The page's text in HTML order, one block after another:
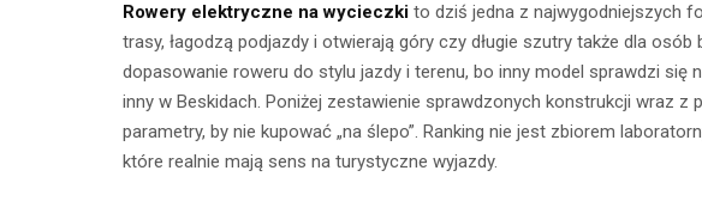
Rowery elektryczne na wycieczki to dziś jedna z najwygodniejszych
trasy, łagodzą podjazdy i otwierają góry czy długie szutry także dla
dopasowanie roweru do stylu jazdy i terenu, bo inny model sprawdzi się
inny w Beskidach. Poniżej zestawienie sprawdzonych konstrukcji wraz z
parametry, by nie kupować „na ślepo”. Ranking nie jest zbiorem
które realnie mają sens na turystyczne wyjazdy.